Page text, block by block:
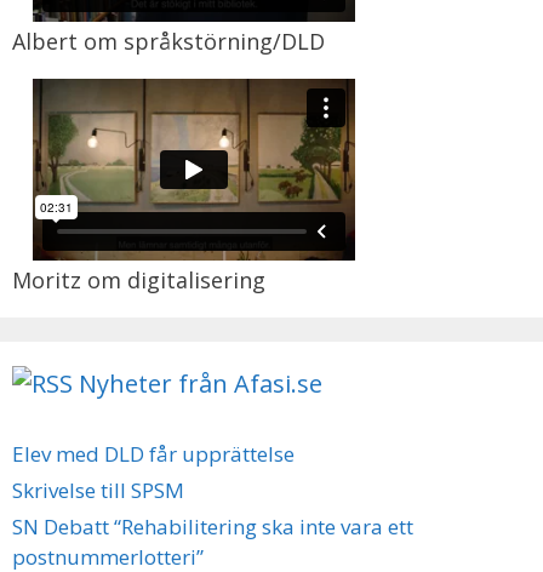
Albert om språkstörning/DLD
Moritz om digitalisering
Nyheter från Afasi.se
Elev med DLD får upprättelse
Skrivelse till SPSM
SN Debatt “Rehabilitering ska inte vara ett
postnummerlotteri”